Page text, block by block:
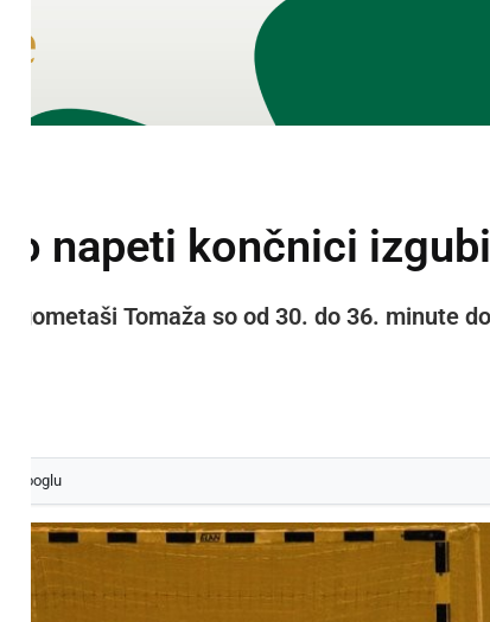
napeti končnici
Tomaža so od 30. do 36. minute
Googlu